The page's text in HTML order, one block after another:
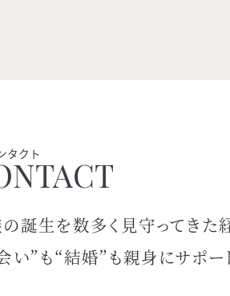
タクト
誕生を数多く見守ってきた
い”も“結婚”も親身にサポー